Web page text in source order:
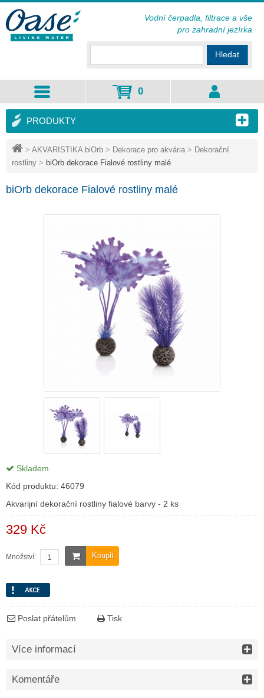
> AKVARISTIKA biOrb > Dekorace pro akvária > Dekorační
rostliny > biOrb dekorace Fialové rostliny malé
biOrb dekorace Fialové rostliny malé
Skladem
Kód produktu: 46079
Akvarijní dekorační rostliny fialové barvy - 2 ks
329 Kč
Koupit
Množství:
Poslat přátelům Tisk
Více informací
Komentáře
PRODUKTY
Hledat
0
Vodní čerpadla, filtrace a vše
pro zahradní jezírka